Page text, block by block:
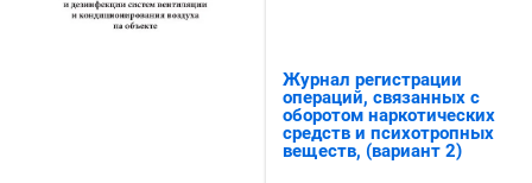
Журнал регистрации
операций, связанных с
оборотом наркотических
средств и психотропных
веществ, (вариант 2)